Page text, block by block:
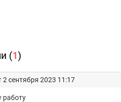
(1)
2 сентября 2023 11:17
работу